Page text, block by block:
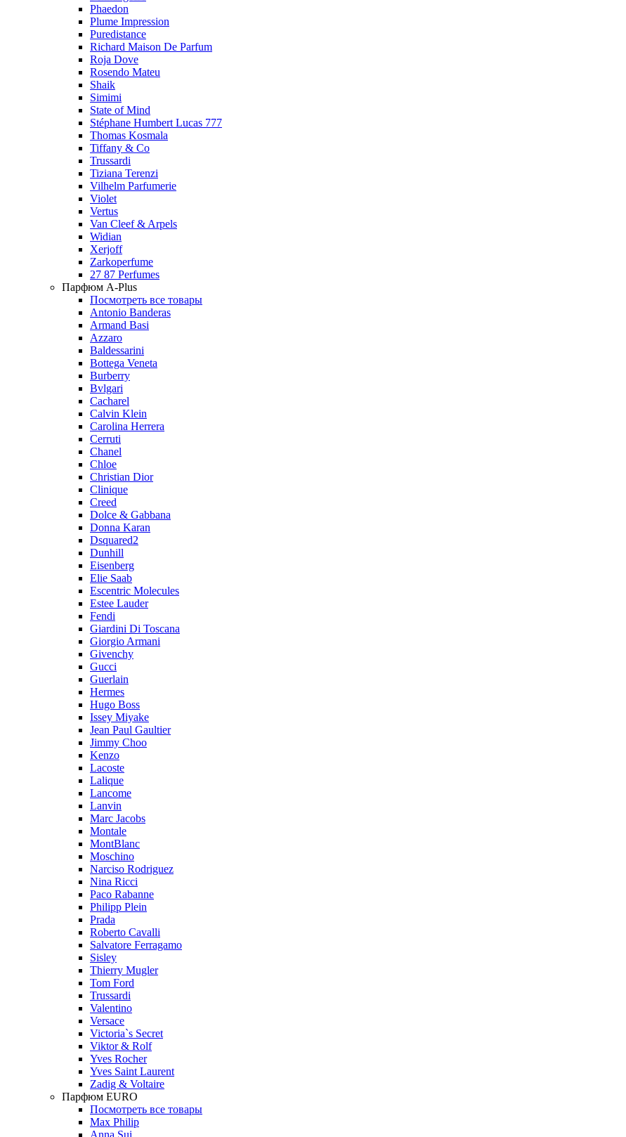
Phaedon
Plume Impression
Puredistance
Richard Maison De Parfum
Roja Dove
Rosendo Mateu
Shaik
Simimi
State of Mind
Stéphane Humbert Lucas 777
Thomas Kosmala
Tiffany & Co
Trussardi
Tiziana Terenzi
Vilhelm Parfumerie
Violet
Vertus
Van Cleef & Arpels
Widian
Xerjoff
Zarkoperfume
27 87 Perfumes
Парфюм A-Plus
Посмотреть все товары
Antonio Banderas
Armand Basi
Azzaro
Baldessarini
Bottega Veneta
Burberry
Bvlgari
Cacharel
Calvin Klein
Carolina Herrera
Cerruti
Chanel
Chloe
Christian Dior
Clinique
Creed
Dolce & Gabbana
Donna Karan
Dsquared2
Dunhill
Eisenberg
Elie Saab
Escentric Molecules
Estee Lauder
Fendi
Giardini Di Toscana
Giorgio Armani
Givenchy
Gucci
Guerlain
Hermes
Hugo Boss
Issey Miyake
Jean Paul Gaultier
Jimmy Choo
Kenzo
Lacoste
Lalique
Lancome
Lanvin
Marc Jacobs
Montale
MontBlanc
Moschino
Narciso Rodriguez
Nina Ricci
Paco Rabanne
Philipp Plein
Prada
Roberto Cavalli
Salvatore Ferragamo
Sisley
Thierry Mugler
Tom Ford
Trussardi
Valentino
Versace
Victoria`s Secret
Viktor & Rolf
Yves Rocher
Yves Saint Laurent
Zadig & Voltaire
Парфюм EURO
Посмотреть все товары
Max Philip
Anna Sui